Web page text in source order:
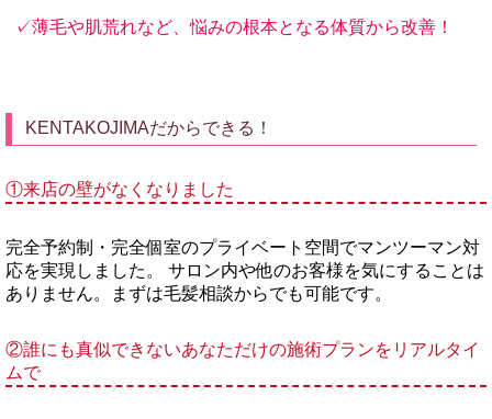
✓薄毛や肌荒れなど、悩みの根本となる体質から改善！
KENTAKOJIMAだからできる！
①来店の壁がなくなりました
完全予約制・完全個室のプライベート空間でマンツーマン対
応を実現しました。 サロン内や他のお客様を気にすることは
ありません。まずは毛髪相談からでも可能です。
②誰にも真似できないあなただけの施術プランをリアルタイ
ムで